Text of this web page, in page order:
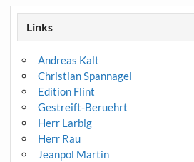
Links
Andreas Kalt
Christian Spannagel
Edition Flint
Gestreift-Beruehrt
Herr Larbig
Herr Rau
Jeanpol Martin